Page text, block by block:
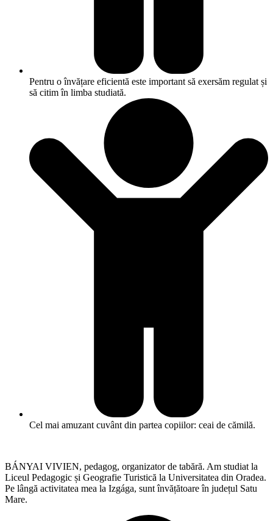
Pentru o învățare eficientă este important să exersăm regulat și
să citim în limba studiată.
Cel mai amuzant cuvânt din partea copiilor: ceai de cămilă.
BÁNYAI VIVIEN, pedagog, organizator de tabără. Am studiat la
Liceul Pedagogic și Geografie Turistică la Universitatea din Oradea.
Pe lângă activitatea mea la Izgága, sunt învățătoare în județul Satu
Mare.